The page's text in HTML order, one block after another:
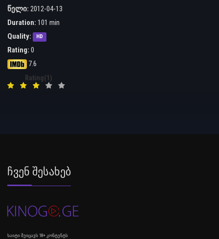
წელი: 2012-04-13
Duration: 101 min
Quality:
HD
Rating: 0
7.6
Rating(1)
Ჩვენ Შესახებ
საიტი შეიცავს 18+ კონტენტს